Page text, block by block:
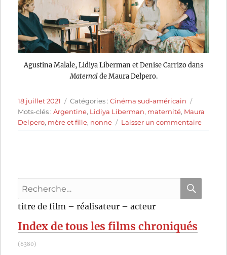
Agustina Malale, Lidiya Liberman et Denise Carrizo dans
Maternalde Maura Delpero.
Publié
le
18 juillet 2021 Catégories
Catégories :Cinéma sud-américain
Mots-clés :Argentine, Lidiya Liberman, maternité, Maura
Delpero, mère et fille, nonne Laisser un commentairesur
Recherche
pour
:
titre de film – réalisateur – acteur
Index de tous les films chroniqués
(6380)